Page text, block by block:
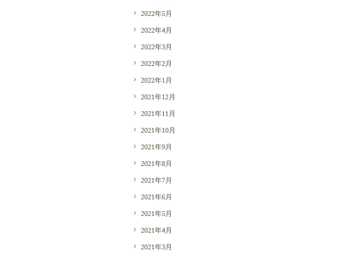
2022年5月
2022年4月
2022年3月
2022年2月
2022年1月
2021年12月
2021年11月
2021年10月
2021年9月
2021年8月
2021年7月
2021年6月
2021年5月
2021年4月
2021年3月